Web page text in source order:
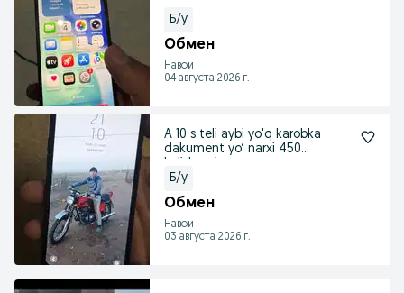
Б/у
Обмен
Навои
04 августа 2026 г.
A 10 s teli aybi yo'q karobka
dakument yo‘ narxi 450
Б/у
Обмен
Навои
03 августа 2026 г.